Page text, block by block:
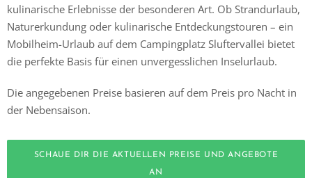
kulinarische Erlebnisse der besonderen Art. Ob Strandurlaub,
Naturerkundung oder kulinarische Entdeckungstouren – ein
Mobilheim-Urlaub auf dem Campingplatz Sluftervallei bietet
die perfekte Basis für einen unvergesslichen Inselurlaub.
Die angegebenen Preise basieren auf dem Preis pro Nacht in
der Nebensaison.
SCHAUE DIR DIE AKTUELLEN PREISE UND ANGEBOTE
AN